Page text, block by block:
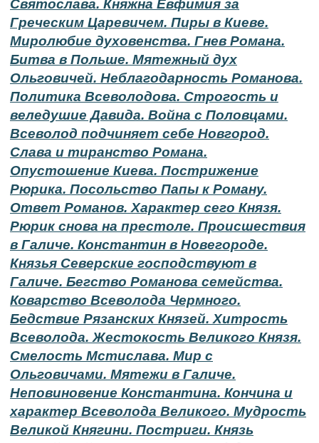
Святослава. Княжна Евфимия за
Греческим Царевичем. Пиры в Киеве.
Миролюбие духовенства. Гнев Романа.
Битва в Польше. Мятежный дух
Ольговичей. Неблагодарность Романова.
Политика Всеволодова. Строгость и
веледушие Давида. Война с Половцами.
Всеволод подчиняет себе Новгород.
Слава и тиранство Романа.
Опустошение Киева. Пострижение
Рюрика. Посольство Папы к Роману.
Ответ Романов. Характер сего Князя.
Рюрик снова на престоле. Происшествия
в Галиче. Константин в Новегороде.
Князья Северские господствуют в
Галиче. Бегство Романова семейства.
Коварство Всеволода Чермного.
Бедствие Рязанских Князей. Хитрость
Всеволода. Жестокость Великого Князя.
Смелость Мстислава. Мир с
Ольговичами. Мятежи в Галиче.
Неповиновение Константина. Кончина и
характер Всеволода Великого. Мудрость
Великой Княгини. Постриги. Князь